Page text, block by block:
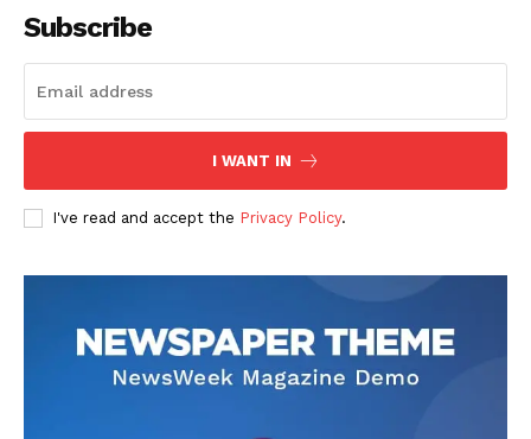
DOWNLOAD NOW
Subscribe
I WANT IN
I've read and accept the Privacy Policy.